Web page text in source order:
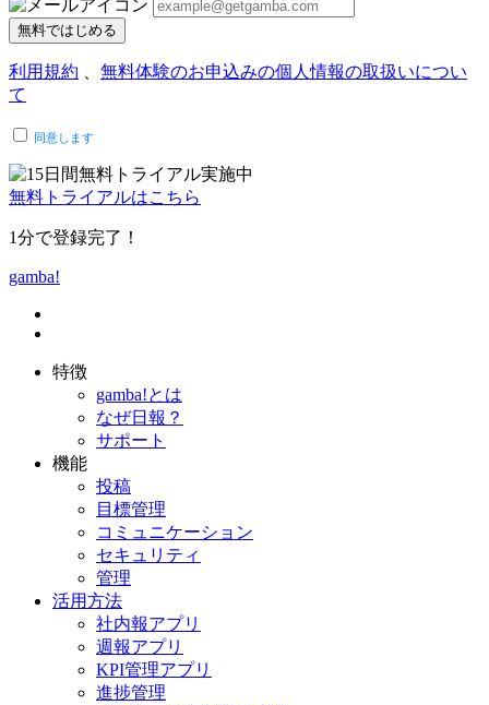
無料ではじめる
利用規約 、 無料体験のお申込みの個人情報の取扱いについ
て
同意します
無料トライアルはこちら
1分で登録完了！
gamba!
特徴
gamba!とは
なぜ日報？
サポート
機能
投稿
目標管理
コミュニケーション
セキュリティ
管理
活用方法
社内報アプリ
週報アプリ
KPI管理アプリ
進捗管理